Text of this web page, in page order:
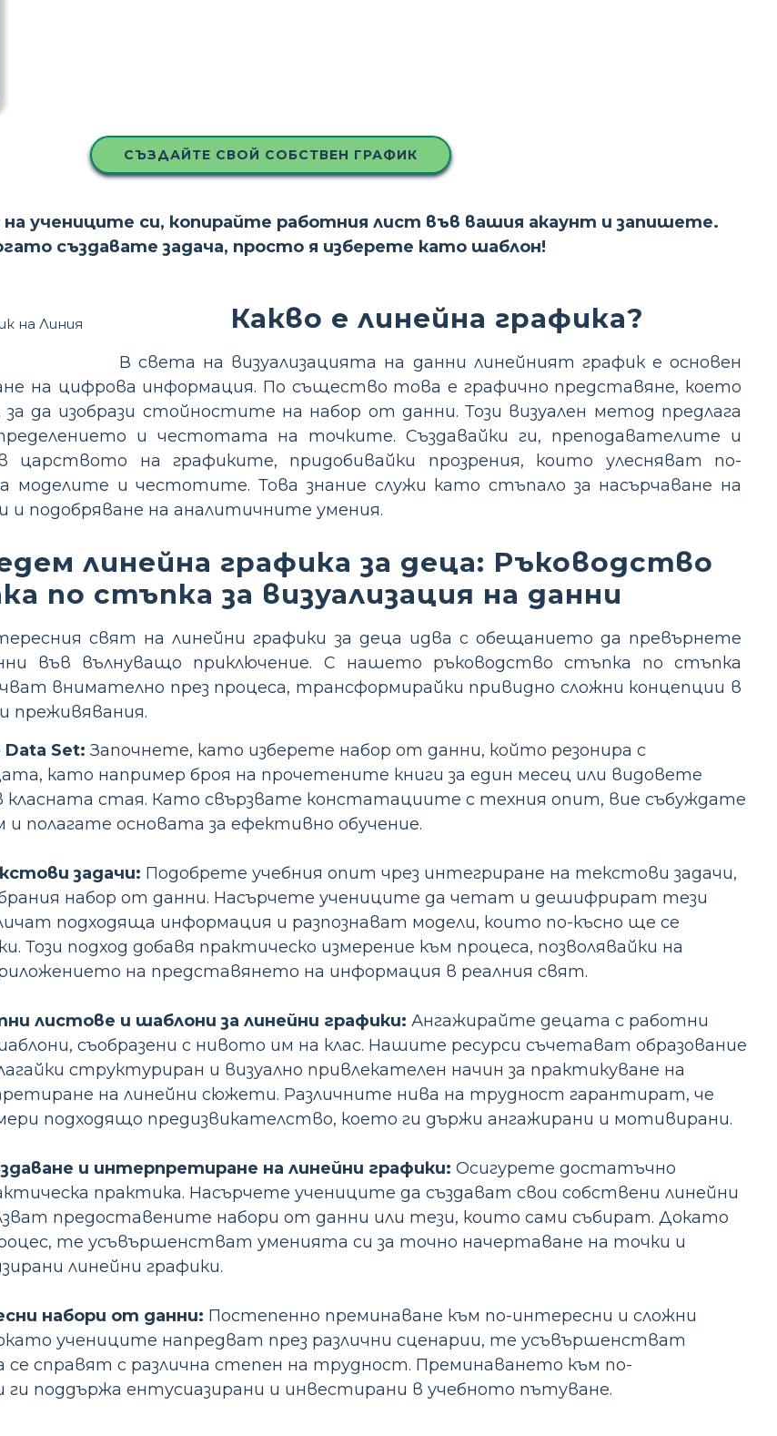
СЪЗДАЙТЕ СВОЙ СОБСТВЕН ГРАФИК
учениците си, копирайте работния лист във вашия акаунт и запишете.
създавате задача, просто я изберете като шаблон!
Какво е линейна графика?
В света на визуализацията на данни линейният график е основен
на цифрова информация. По същество това е графично представяне, което
за да изобрази стойностите на набор от данни. Този визуален метод предлага
и честотата на точките. Създавайки ги, преподавателите и
царството на графиките, придобивайки прозрения, които улесняват по-
моделите и честотите. Това знание служи като стъпало за насърчаване на
подобряване на аналитичните умения.
линейна графика за деца: Ръководство
по стъпка за визуализация на данни
свят на линейни графики за деца идва с обещанието да превърнете
във вълнуващо приключение. С нашето ръководство стъпка по стъпка
внимателно през процеса, трансформирайки привидно сложни концепции в
преживявания.
Set: Започнете, като изберете набор от данни, който резонира с
като например броя на прочетените книги за един месец или видовете
стая. Като свързвате констатациите с техния опит, вие събуждате
полагате основата за ефективно обучение.
задачи: Подобрете учебния опит чрез интегриране на текстови задачи,
набор от данни. Насърчете учениците да четат и дешифрират тези
подходяща информация и разпознават модели, които по-късно ще се
Този подход добавя практическо измерение към процеса, позволявайки на
на представянето на информация в реалния свят.
листове и шаблони за линейни графики: Ангажирайте децата с работни
съобразени с нивото им на клас. Нашите ресурси съчетават образование
структуриран и визуално привлекателен начин за практикуване на
на линейни сюжети. Различните нива на трудност гарантират, че
подходящо предизвикателство, което ги държи ангажирани и мотивирани.
и интерпретиране на линейни графики: Осигурете достатъчно
практика. Насърчете учениците да създават свои собствени линейни
предоставените набори от данни или тези, които сами събират. Докато
те усъвършенстват уменията си за точно начертаване на точки и
линейни графики.
набори от данни: Постепенно преминаване към по-интересни и сложни
учениците напредват през различни сценарии, те усъвършенстват
се справят с различна степен на трудност. Преминаването към по-
поддържа ентусиазирани и инвестирани в учебното пътуване.